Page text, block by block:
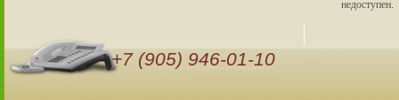
недоступен.
+7 (905) 946-01-10